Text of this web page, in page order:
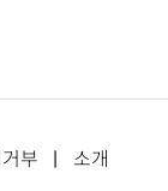
부 | 소개